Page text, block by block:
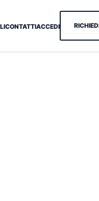
CONTATTIACCEDI